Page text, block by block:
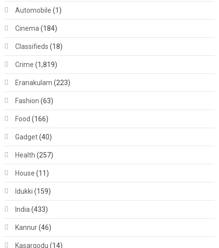
Automobile (1)
Cinema (184)
Classifieds (18)
Crime (1,819)
Eranakulam (223)
Fashion (63)
Food (166)
Gadget(40)
Health (257)
House (11)
Idukki (159)
India (433)
Kannur(46)
Kasargodu (14)